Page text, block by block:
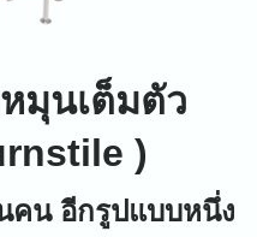
มุนเต็มตัว
)
น อีกรูปแบบหนึ่ง